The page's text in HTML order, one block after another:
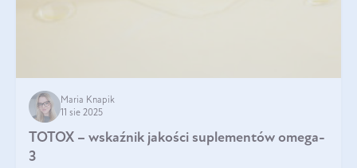
Maria Knapik
11 sie 2025
TOTOX – wskaźnik jakości suplementów omega-
3